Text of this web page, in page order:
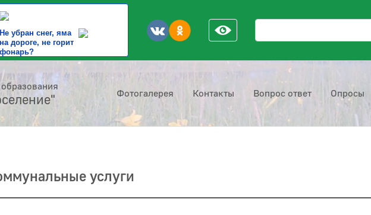
Не убран снег, яма
на дороге, не горит
фонарь?
Поисковый запрос
Фотогалерея Контакты Вопрос ответ Опросы
услуги